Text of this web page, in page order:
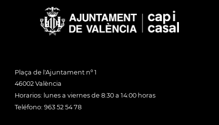
Plaça de l'Ajuntament nº 1
46002 València
Horarios: lunes a viernes de 8:30 a 14:00 horas
Teléfono: 963 52 54 78